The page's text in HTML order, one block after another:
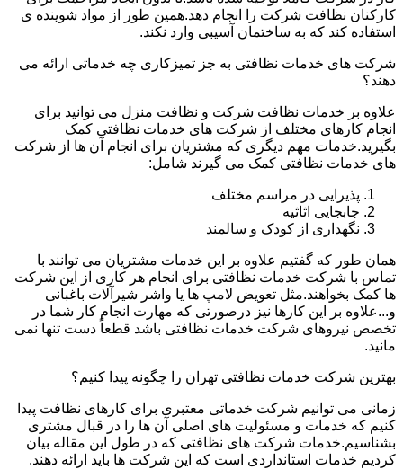
کارکنان نظافت شرکت را انجام دهد.همین طور از مواد شوینده ی
استفاده کند که به ساختمان آسیبی وارد نکند.
شرکت های خدمات نظافتی به جز تمیزکاری چه خدماتی ارائه می
دهند؟
علاوه بر خدمات نظافت شرکت و نظافت منزل می توانید برای
انجام کارهای مختلف از شرکت های خدمات نظافتی کمک
بگیرید.خدمات مهم دیگری که مشتریان برای انجام آن ها از شرکت
های خدمات نظافتی کمک می گیرند شامل:
پذیرایی در مراسم مختلف
جابجایی اثاثیه
نگهداری از کودک و سالمند
همان طور که گفتیم علاوه بر این خدمات مشتریان می توانند با
تماس با شرکت خدمات نظافتی برای انجام هر کاری از این شرکت
ها کمک بخواهند.مثل تعویض لامپ ها یا واشر شیرآلات باغبانی
و...علاوه بر این کارها نیز درصورتی که مهارت انجام کار شما در
تخصص نیروهای شرکت خدمات نظافتی باشد قطعاً دست تنها نمی
مانید.
بهترین شرکت خدمات نظافتی تهران را چگونه پیدا کنیم؟
زمانی می توانیم شرکت خدماتی معتبری برای کارهای نظافت پیدا
کنیم که خدمات و مسئولیت های اصلی آن ها را در قبال مشتری
بشناسیم.خدمات شرکت های نظافتی که در طول این مقاله بیان
کردیم خدمات استانداردی است که این شرکت ها باید ارائه دهند.